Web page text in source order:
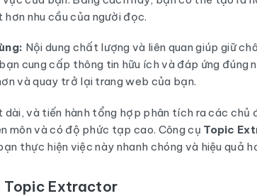
nhu cầu của người đọc.
Nội dung chất lượng và liên quan giúp giữ
cung cấp thông tin hữu ích và đáp ứng đúng
và quay trở lại trang web của bạn.
dài, và tiến hành tổng hợp phân tích ra các chủ
môn và có độ phức tạp cao. Công cụ Topic
thực hiện việc này nhanh chóng và hiệu quả
Topic Extractor